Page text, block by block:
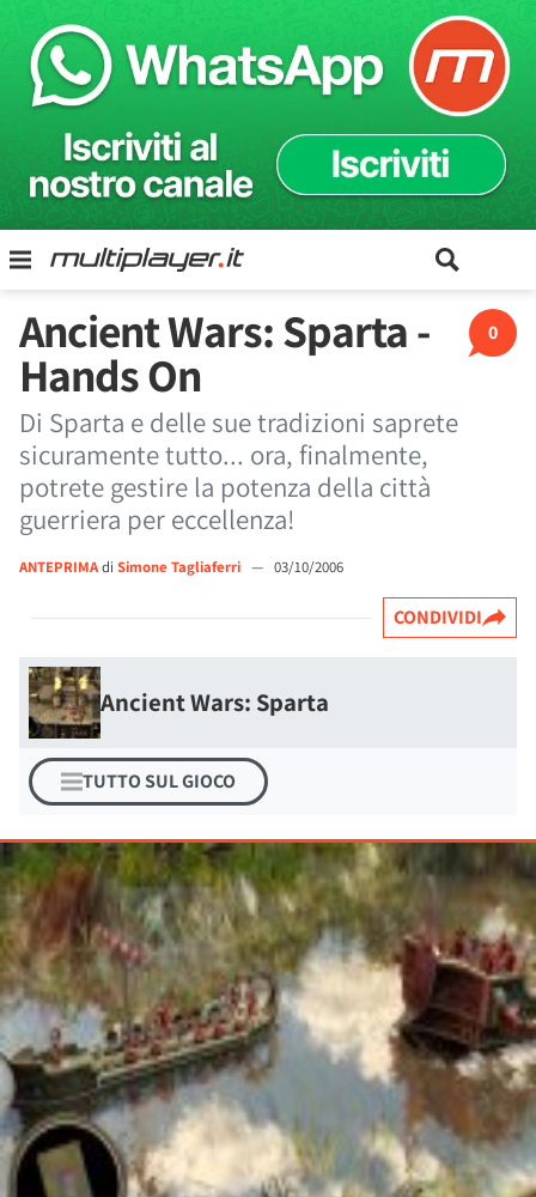
0
Ancient Wars: Sparta -
Hands On
Di Sparta e delle sue tradizioni saprete
sicuramente tutto... ora, finalmente,
potrete gestire la potenza della città
guerriera per eccellenza!
ANTEPRIMAdi Simone Tagliaferri — 03/10/2006
CONDIVIDI
Ancient Wars: Sparta
TUTTO SUL GIOCO